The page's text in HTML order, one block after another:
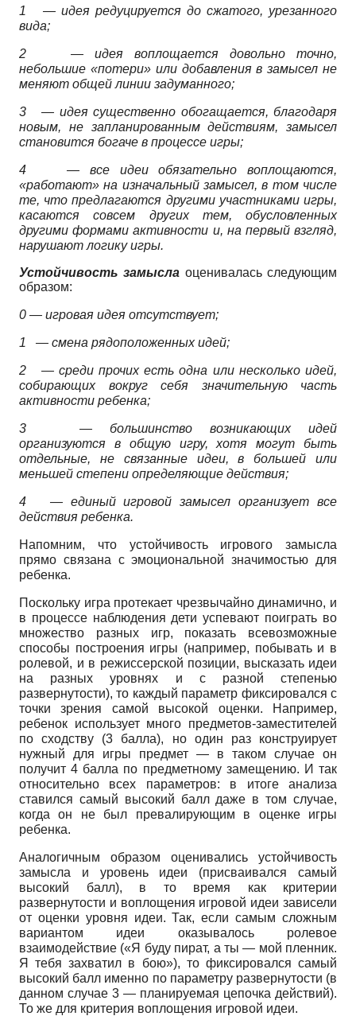
1
— идея редуцируется до сжатого, урезанного
вида;
2
— идея воплощается довольно точно,
небольшие «потери» или добавления в замысел не
меняют общей линии задуманного;
3
— идея существенно обогащается, благодаря
новым, не запланированным действиям, замысел
становится богаче в процессе игры;
4
— все идеи обязательно воплощаются,
«работают» на изначальный замысел, в том числе
те, что предлагаются другими участниками игры,
касаются совсем других тем, обусловленных
другими формами активности и, на первый взгляд,
нарушают логику игры.
Устойчивость замысла оценивалась следующим
образом:
0 — игровая идея отсутствует;
1 — смена рядоположенных идей;
2
— среди прочих есть одна или несколько идей,
собирающих вокруг себя значительную часть
активности ребенка;
3
— большинство возникающих идей
организуются в общую игру, хотя могут быть
отдельные, не связанные идеи, в большей или
меньшей степени определяющие действия;
4
— единый игровой замысел организует все
действия ребенка.
Напомним, что устойчивость игрового замысла
прямо связана с эмоциональной значимостью для
ребенка.
Поскольку игра протекает чрезвычайно динамично, и
в процессе наблюдения дети успевают поиграть во
множество разных игр, показать всевозможные
способы построения игры (например, побывать и в
ролевой, и в режиссерской позиции, высказать идеи
на разных уровнях и с разной степенью
развернутости), то каждый параметр фиксировался с
точки зрения самой высокой оценки. Например,
ребенок использует много предметов-заместителей
по сходству (3 балла), но один раз конструирует
нужный для игры предмет — в таком случае он
получит 4 балла по предметному замещению. И так
относительно всех параметров: в итоге анализа
ставился самый высокий балл даже в том случае,
когда он не был превалирующим в оценке игры
ребенка.
Аналогичным образом оценивались устойчивость
замысла и уровень идеи (присваивался самый
высокий балл), в то время как критерии
развернутости и воплощения игровой идеи зависели
от оценки уровня идеи. Так, если самым сложным
вариантом идеи оказывалось ролевое
взаимодействие («Я буду пират, а ты — мой пленник.
Я тебя захватил в бою»), то фиксировался самый
высокий балл именно по параметру развернутости (в
данном случае 3 — планируемая цепочка действий).
То же для критерия воплощения игровой идеи.